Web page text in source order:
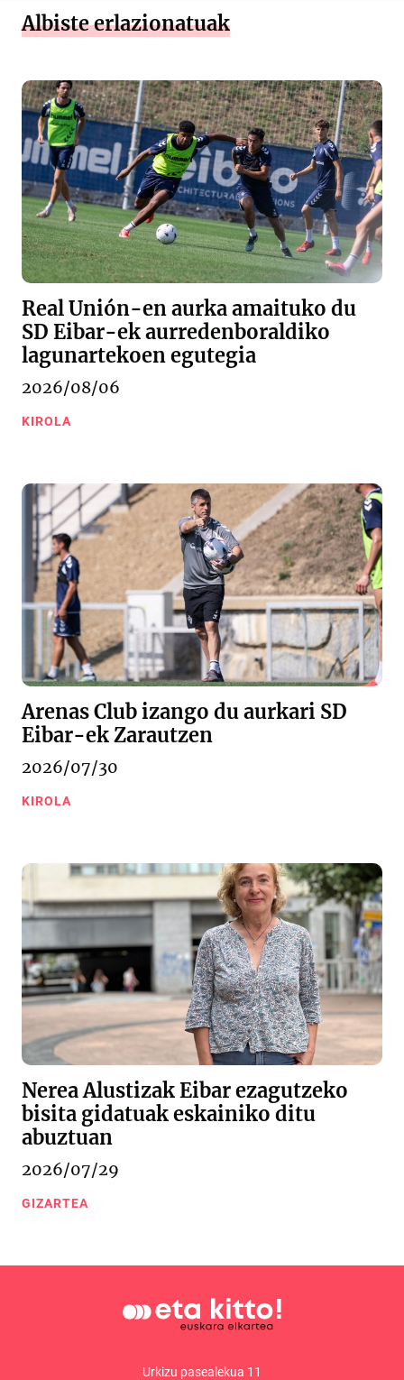
Albiste erlazionatuak
Real Unión-en aurka amaituko du
SD Eibar-ek aurredenboraldiko
lagunartekoen egutegia
2026/08/06
KIROLA
Arenas Club izango du aurkari SD
Eibar-ek Zarautzen
2026/07/30
KIROLA
Nerea Alustizak Eibar ezagutzeko
bisita gidatuak eskainiko ditu
abuztuan
2026/07/29
GIZARTEA
Urkizu pasealekua 11